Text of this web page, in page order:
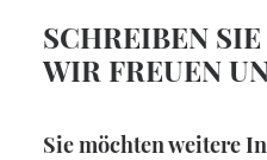
SCHREIBEN SIE
WIR FREUEN
Sie möchten weitere